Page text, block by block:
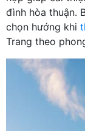
đình hòa thuận.
chọn hướng khi
Trang theo